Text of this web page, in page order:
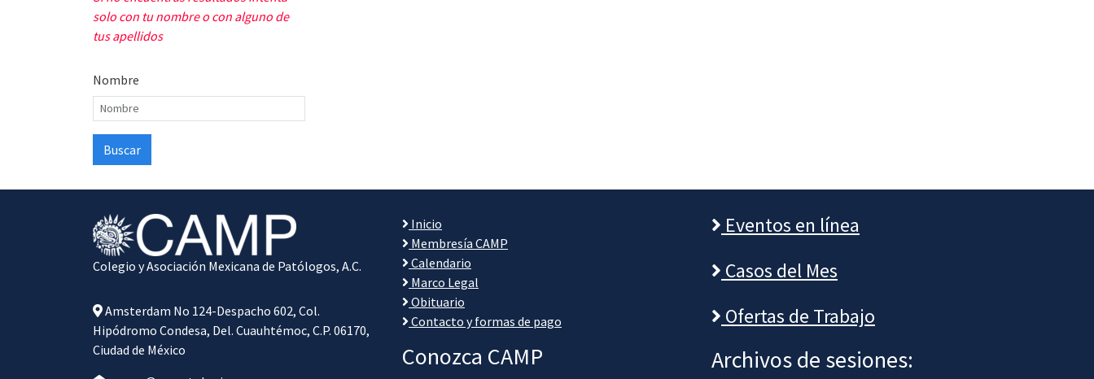
solo con tu nombre o con alguno de
tus apellidos
Nombre
Colegio y Asociación Mexicana de Patólogos, A.C.
Amsterdam No 124-Despacho 602, Col.
Hipódromo Condesa, Del. Cuauhtémoc, C.P. 06170,
Ciudad de México
Inicio
Membresía CAMP
Calendario
Marco Legal
Obituario
Contacto y formas de pago
Conozca CAMP
Eventos en línea
Casos del Mes
Ofertas de Trabajo
Archivos de sesiones: